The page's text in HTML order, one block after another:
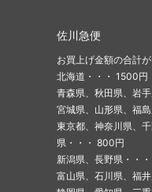
佐川急便
お買上げ金額の合計
北海道・・・ 1500円
青森県、秋田県、岩
宮城県、山形県、福
東京都、神奈川県、
県・・・ 800円
新潟県、長野県・・
富山県、石川県、福